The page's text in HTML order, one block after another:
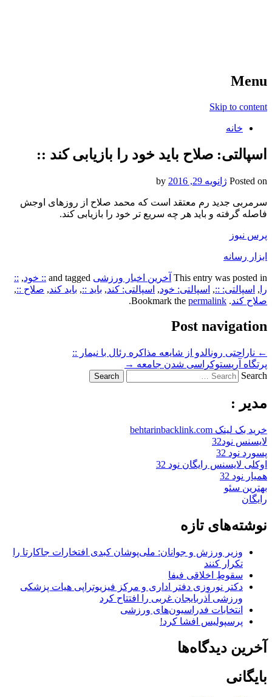
Menu
Skip to content
خانه
اسپالتی: صلاح باید خود را بازیابی کند ::
Posted on ژانویه 29, 2016
سرمربی جدید رم معتقد است که محمد صلاح از روزهای اوجش
فاصله گرفته و باید هر چه سریع تر خود را بازیابی کند.
پرس نیوز
ابزار رسانه
This entry was posted in آخرین اخبار ورزشی :: خود,
::
را , اسپالتی: ::, اسپالتی: خود, اسپالتی: کند, باید ::, باید کند, صلاح ::,
صلاح کند. Bookmark the
permalink
.
Post navigation
← ناراحتی رونالدو از شایعه مذاکره رئال با نیمار ::
پرتگاه آریستوکراسی شدن جامعه →
Search
مدیر :
خرید بک لینک behtarinbacklink.com
لایسنس نود32
پسورد نود 32
اوکلی لایسنس رایگان نود 32
همیار نود 32
بهترین سئو
رایگان
نوشته‌های تازه
وزیر ورزش و جوانان: ملی‌پوشان کبدی افتخارات جاکارتا را
تکرار کنند
سقوطِ اخلاقی فیفا
دکتر نوروزی دفتر اداری و مرکز فیزیوتراپی هیات پزشکی
ورزشی آذربایجان غربی را افتتاح کرد
انتخابات فدراسیون‌های ورزشی
پرسپولیس افشا کرد!
آخرین دیدگاه‌ها
بایگانی